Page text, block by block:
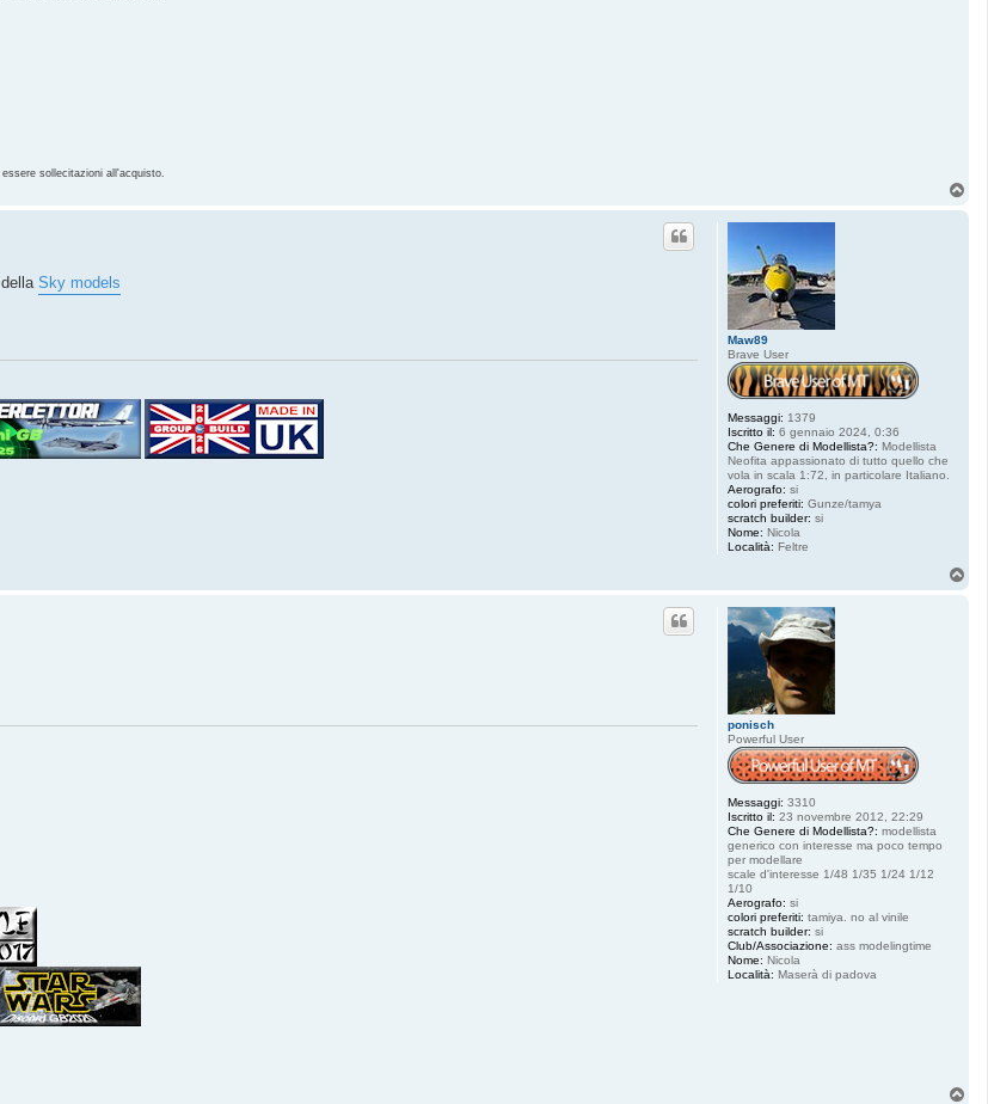
sollecitazioni all'acquisto.
Maw89
Brave User
Messaggi: 1379
Iscritto il: 6 gennaio 2024, 0:36
Che Genere di Modellista?: Modellista
Neofita appassionato di tutto quello che
vola in scala 1:72, in particolare Italiano.
Aerografo: si
colori preferiti: Gunze/tamya
scratch builder: si
Nome: Nicola
Località: Feltre
Sky models
ponisch
Powerful User
Messaggi: 3310
Iscritto il: 23 novembre 2012, 22:29
Che Genere di Modellista?: modellista
generico con interesse ma poco tempo
per modellare
scale d'interesse 1/48 1/35 1/24 1/12
1/10
Aerografo: si
colori preferiti: tamiya. no al vinile
scratch builder: si
Club/Associazione: ass modelingtime
Nome: Nicola
Località: Maserà di padova